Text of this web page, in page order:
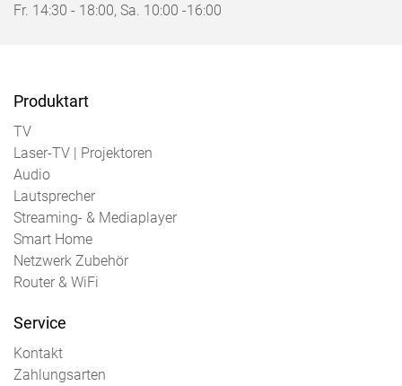
Fr. 14:30 - 18:00, Sa. 10:00 -16:00
Produktart
TV
Laser-TV | Projektoren
Audio
Lautsprecher
Streaming- & Mediaplayer
Smart Home
Netzwerk Zubehör
Router & WiFi
Service
Kontakt
Zahlungsarten